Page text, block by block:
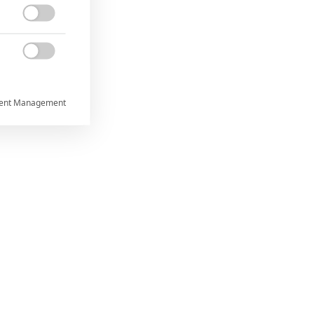

chyb,
Management